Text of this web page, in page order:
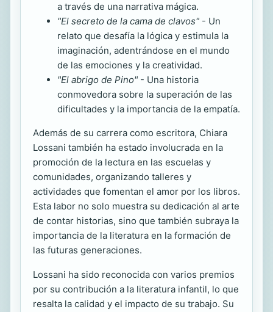
a través de una narrativa mágica.
"El secreto de la cama de clavos" - Un
relato que desafía la lógica y estimula la
imaginación, adentrándose en el mundo
de las emociones y la creatividad.
"El abrigo de Pino" - Una historia
conmovedora sobre la superación de las
dificultades y la importancia de la empatía.
Además de su carrera como escritora, Chiara
Lossani también ha estado involucrada en la
promoción de la lectura en las escuelas y
comunidades, organizando talleres y
actividades que fomentan el amor por los libros.
Esta labor no solo muestra su dedicación al arte
de contar historias, sino que también subraya la
importancia de la literatura en la formación de
las futuras generaciones.
Lossani ha sido reconocida con varios premios
por su contribución a la literatura infantil, lo que
resalta la calidad y el impacto de su trabajo. Su